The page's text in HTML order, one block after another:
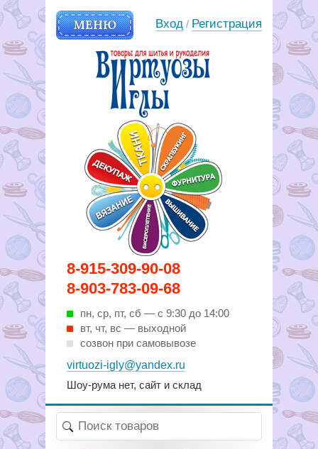
8-915-309-90-08
8-903-783-09-68
пн, ср, пт, cб — с 9:30 до 14:00
вт, чт, вс — выходной
созвон при самовывозе
virtuozi-igly@yandex.ru
Шоу-рума нет, сайт и склад
МЕНЮ
Вирутозы иглы. Товары для
шитья и рукоделья
Вход / Регистрация